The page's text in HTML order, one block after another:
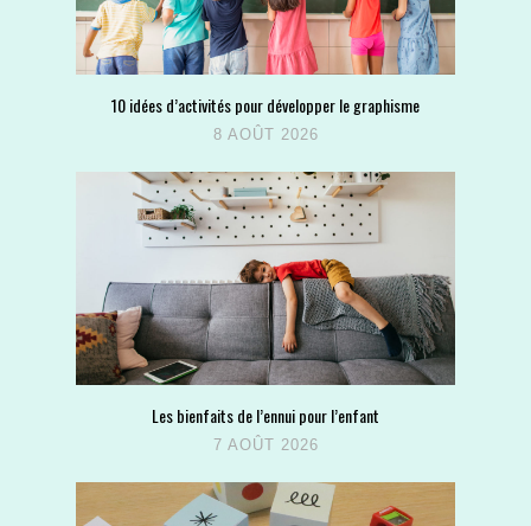
10 idées d’activités pour développer le graphisme
8 AOÛT 2026
Les bienfaits de l’ennui pour l’enfant
7 AOÛT 2026